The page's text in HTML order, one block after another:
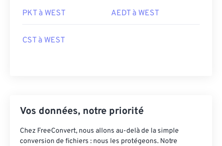
PKT à WEST AEDT à WEST
CST à WEST
Vos données, notre priorité
Chez FreeConvert, nous allons au-delà de la simple
conversion de fichiers : nous les protégeons. Notre